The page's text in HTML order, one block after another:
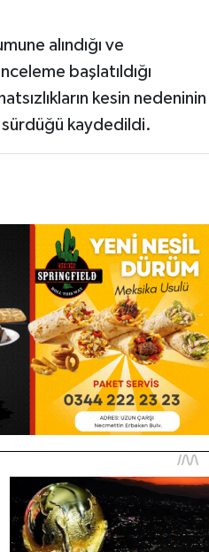
alındığı ve
başlatıldığı
kesin nedeninin
sürdüğü kaydedildi.